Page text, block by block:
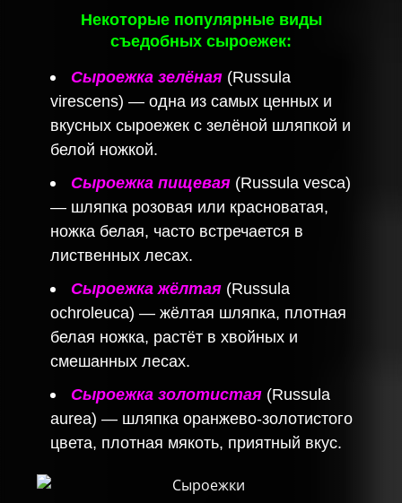
Некоторые популярные виды
съедобных сыроежек:
Сыроежка зелёная (Russula
virescens) — одна из самых ценных и
вкусных сыроежек с зелёной шляпкой и
белой ножкой.
Сыроежка пищевая (Russula vesca)
— шляпка розовая или красноватая,
ножка белая, часто встречается в
лиственных лесах.
Сыроежка жёлтая (Russula
ochroleuca) — жёлтая шляпка, плотная
белая ножка, растёт в хвойных и
смешанных лесах.
Сыроежка золотистая (Russula
aurea) — шляпка оранжево-золотистого
цвета, плотная мякоть, приятный вкус.